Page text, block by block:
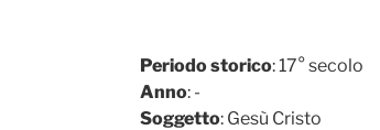
Periodo storico: 17° secolo
Anno: -
Soggetto: Gesù Cristo